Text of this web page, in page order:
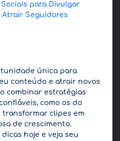
Sociais para Divulgar
Atrair Seguidores
única para
conteúdo e atrair novos
combinar estratégias
como os do
transformar clipes em
de crescimento.
hoje e veja seu